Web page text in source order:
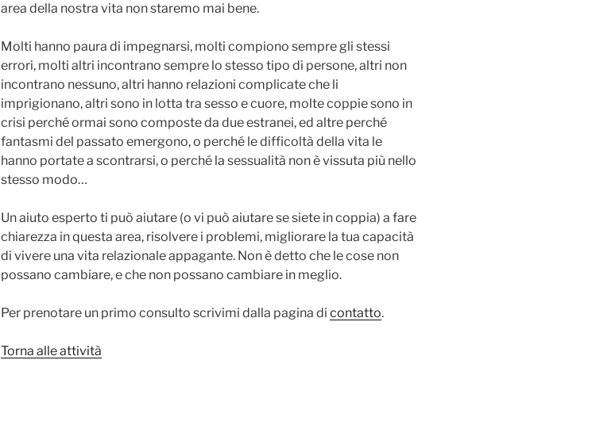
area della nostra vita non staremo mai bene.
Molti hanno paura di impegnarsi, molti compiono sempre gli stessi
errori, molti altri incontrano sempre lo stesso tipo di persone, altri non
incontrano nessuno, altri hanno relazioni complicate che li
imprigionano, altri sono in lotta tra sesso e cuore, molte coppie sono in
crisi perché ormai sono composte da due estranei, ed altre perché
fantasmi del passato emergono, o perché le difficoltà della vita le
hanno portate a scontrarsi, o perché la sessualità non è vissuta più nello
stesso modo…
Un aiuto esperto ti può aiutare (o vi può aiutare se siete in coppia) a fare
chiarezza in questa area, risolvere i problemi, migliorare la tua capacità
di vivere una vita relazionale appagante. Non è detto che le cose non
possano cambiare, e che non possano cambiare in meglio.
Per prenotare un primo consulto scrivimi dalla pagina di contatto.
Torna alle attività